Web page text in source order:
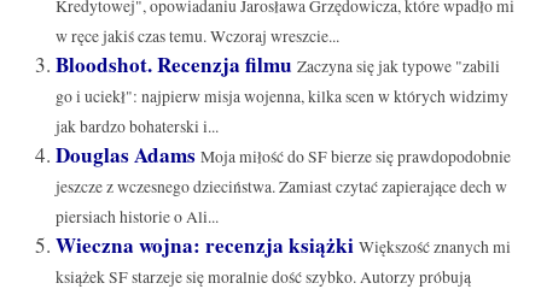
Kredytowej", opowiadaniu Jarosława Grzędowicza, które wpadło mi
w ręce jakiś czas temu. Wczoraj wreszcie...
Bloodshot. Recenzja filmu Zaczyna się jak typowe "zabili
go i uciekł": najpierw misja wojenna, kilka scen w których widzimy
jak bardzo bohaterski i...
Douglas Adams Moja miłość do SF bierze się prawdopodobnie
jeszcze z wczesnego dzieciństwa. Zamiast czytać zapierające dech w
piersiach historie o Ali...
Wieczna wojna: recenzja książki Większość znanych mi
książek SF starzeje się moralnie dość szybko. Autorzy próbują